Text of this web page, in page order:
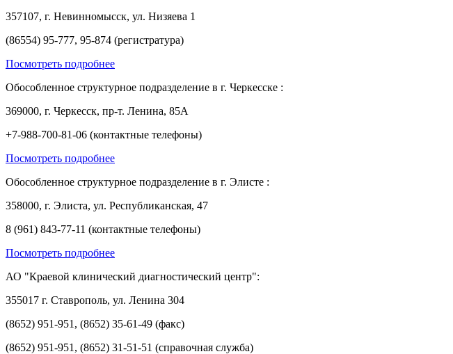
357107, г. Невинномысск, ул. Низяева 1
(86554) 95-777, 95-874 (регистратура)
Посмотреть подробнее
Обособленное структурное подразделение в г. Черкесске :
369000, г. Черкесск, пр-т. Ленина, 85А
+7-988-700-81-06 (контактные телефоны)
Посмотреть подробнее
Обособленное структурное подразделение в г. Элисте :
358000, г. Элиста, ул. Республиканская, 47
8 (961) 843-77-11 (контактные телефоны)
Посмотреть подробнее
АО "Краевой клинический диагностический центр":
355017 г. Ставрополь, ул. Ленина 304
(8652) 951-951, (8652) 35-61-49 (факс)
(8652) 951-951, (8652) 31-51-51 (справочная служба)